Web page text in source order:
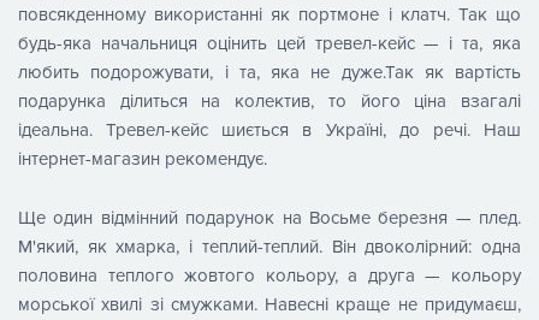
повсякденному використанні як портмоне і клатч. Так що
будь-яка начальниця оцінить цей тревел-кейс — і та, яка
любить подорожувати, і та, яка не дуже.Так як вартість
подарунка ділиться на колектив, то його ціна взагалі
ідеальна. Тревел-кейс шиється в Україні, до речі. Наш
інтернет-магазин рекомендує.
Ще один відмінний подарунок на Восьме березня — плед.
М'який, як хмарка, і теплий-теплий. Він двоколірний: одна
половина теплого жовтого кольору, а друга — кольору
морської хвилі зі смужками. Навесні краще не придумаєш,